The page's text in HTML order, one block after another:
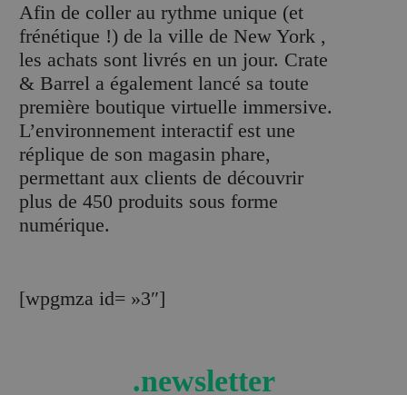
Afin de coller au rythme unique (et
frénétique !) de la ville de New York ,
les achats sont livrés en un jour. Crate
& Barrel a également lancé sa toute
première boutique virtuelle immersive.
L’environnement interactif est une
réplique de son magasin phare,
permettant aux clients de découvrir
plus de 450 produits sous forme
numérique.
[wpgmza id= »3″]
.newsletter